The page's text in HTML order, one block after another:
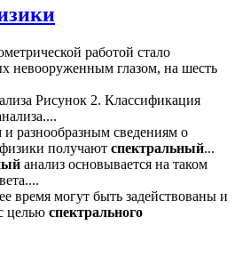
работой стало
невооруженным глазом, на шесть
Рисунок 2. Классификация
разнообразным сведениям о
получают спектральный...
анализ основывается на таком
время могут быть задействованы и
целью спектрального